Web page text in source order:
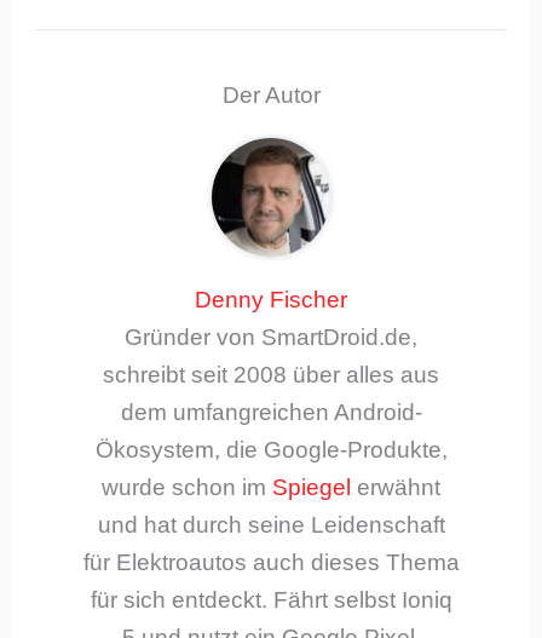
Der Autor
Denny Fischer
Gründer von SmartDroid.de,
schreibt seit 2008 über alles aus
dem umfangreichen Android-
Ökosystem, die Google-Produkte,
wurde schon im Spiegel erwähnt
und hat durch seine Leidenschaft
für Elektroautos auch dieses Thema
für sich entdeckt. Fährt selbst Ioniq